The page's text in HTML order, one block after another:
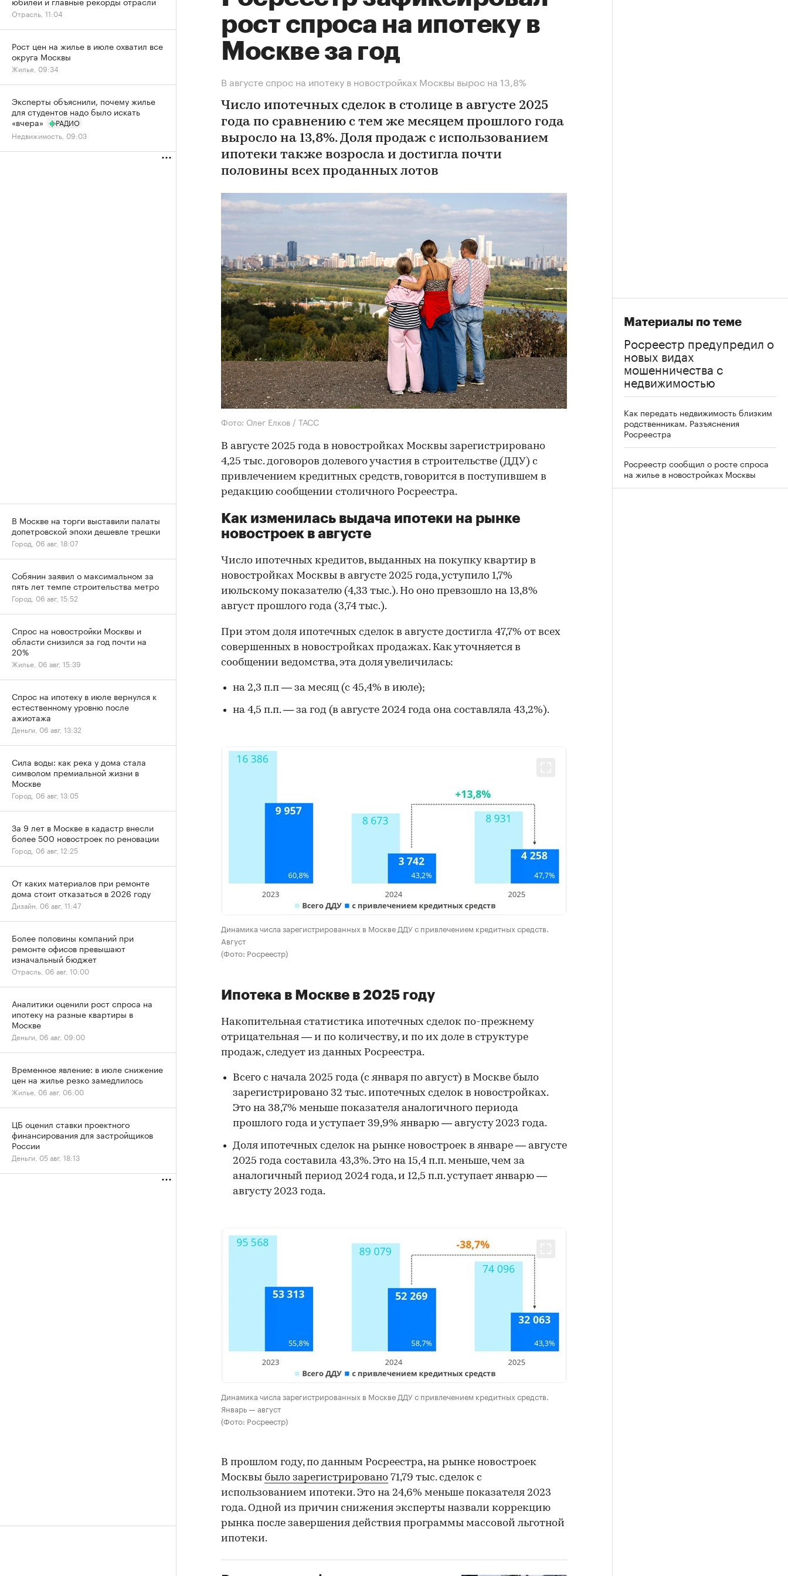
рост спроса на ипотеку в
Москве за год
В августе спрос на ипотеку в новостройках Москвы вырос на 13,8%
Число ипотечных сделок в столице в августе 2025
года по сравнению с тем же месяцем прошлого года
выросло на 13,8%. Доля продаж с использованием
ипотеки также возросла и достигла почти
половины всех проданных лотов
Фото: Олег Елков / ТАСС
В августе 2025 года в новостройках Москвы зарегистрировано
4,25 тыс. договоров долевого участия в строительстве (ДДУ) с
привлечением кредитных средств, говорится в поступившем в
редакцию сообщении столичного Росреестра.
Как изменилась выдача ипотеки на рынке
новостроек в августе
Число ипотечных кредитов, выданных на покупку квартир в
новостройках Москвы в августе 2025 года, уступило 1,7%
июльскому показателю (4,33 тыс.). Но оно превзошло на 13,8%
август прошлого года (3,74 тыс.).
При этом доля ипотечных сделок в августе достигла 47,7% от всех
совершенных в новостройках продажах. Как уточняется в
сообщении ведомства, эта доля увеличилась:
на 2,3 п.п — за месяц (с 45,4% в июле);
на 4,5 п.п. — за год (в августе 2024 года она составляла 43,2%).
Динамика числа зарегистрированных в Москве ДДУ с привлечением кредитных средств.
Август
(Фото: Росреестр)
Ипотека в Москве в 2025 году
Накопительная статистика ипотечных сделок по-прежнему
отрицательная — и по количеству, и по их доле в структуре
продаж, следует из данных Росреестра.
Всего с начала 2025 года (с января по август) в Москве было
зарегистрировано 32 тыс. ипотечных сделок в новостройках.
Это на 38,7% меньше показателя аналогичного периода
прошлого года и уступает 39,9% январю — августу 2023 года.
Доля ипотечных сделок на рынке новостроек в январе — августе
2025 года составила 43,3%. Это на 15,4 п.п. меньше, чем за
аналогичный период 2024 года, и 12,5 п.п. уступает январю —
августу 2023 года.
Динамика числа зарегистрированных в Москве ДДУ с привлечением кредитных средств.
Январь — август
(Фото: Росреестр)
В прошлом году, по данным Росреестра, на рынке новостроек
Москвы было зарегистрировано 71,79 тыс. сделок с
использованием ипотеки. Это на 24,6% меньше показателя 2023
года. Одной из причин снижения эксперты назвали коррекцию
рынка после завершения действия программы массовой льготной
ипотеки.
Материалы по теме
Росреестр предупредил о
новых видах
мошенничества с
недвижимостью
Как передать недвижимость близким
родственникам. Разъяснения
Росреестра
Росреестр сообщил о росте спроса
на жилье в новостройках Москвы
Отрасль, 11:04
Рост цен на жилье в июле охватил все
округа Москвы
Жилье, 09:34
Эксперты объяснили, почему жилье
для студентов надо было искать
«вчера»
РАДИО
Недвижимость, 09:03
В Москве на торги выставили палаты
допетровской эпохи дешевле трешки
Город, 06 авг, 18:07
Собянин заявил о максимальном за
пять лет темпе строительства метро
Город, 06 авг, 15:52
Спрос на новостройки Москвы и
области снизился за год почти на
20%
Жилье, 06 авг, 15:39
Спрос на ипотеку в июле вернулся к
естественному уровню после
ажиотажа
Деньги, 06 авг, 13:32
Сила воды: как река у дома стала
символом премиальной жизни в
Москве
Город, 06 авг, 13:05
За 9 лет в Москве в кадастр внесли
более 500 новостроек по реновации
Город, 06 авг, 12:25
От каких материалов при ремонте
дома стоит отказаться в 2026 году
Дизайн, 06 авг, 11:47
Более половины компаний при
ремонте офисов превышают
изначальный бюджет
Отрасль, 06 авг, 10:00
Аналитики оценили рост спроса на
ипотеку на разные квартиры в
Москве
Деньги, 06 авг, 09:00
Временное явление: в июле снижение
цен на жилье резко замедлилось
Жилье, 06 авг, 06:00
ЦБ оценил ставки проектного
финансирования для застройщиков
России
Деньги, 05 авг, 18:13